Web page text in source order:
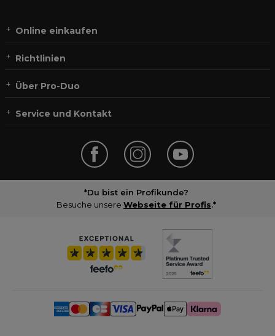
Online einkaufen
Richtlinien
Über Pro-Duo
Service und Kontakt
*Du bist ein Profikunde?
Besuche unsere Webseite für Profis.*